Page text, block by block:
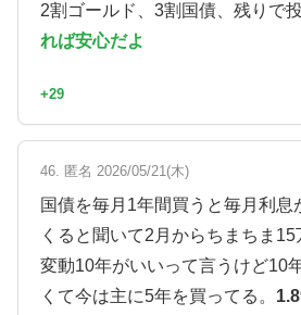
2割ゴールド、3割国債、残りで
れば安心だよ
+29
46. 匿名 2026/05/21(木)
国債を毎月1年間買うと毎月利息
くると聞いて2月からちまちま15
変動10年がいいって言うけど10
くて今は主に5年を買ってる。